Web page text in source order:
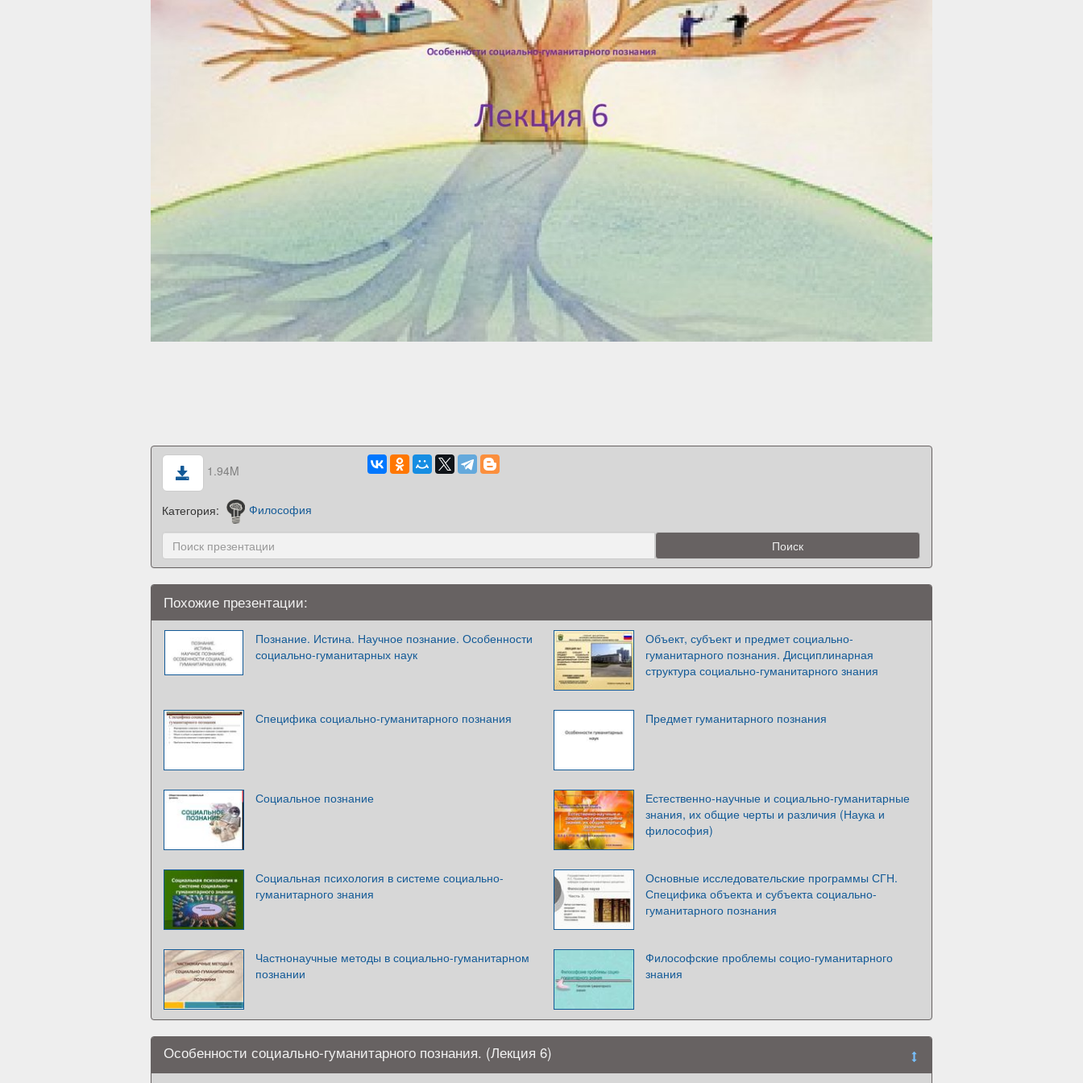
1.94M
Категория: Философия
Похожие презентации:
Познание. Истина. Научное познание. Особенности
социально-гуманитарных наук
Объект, субъект и предмет социально-
гуманитарного познания. Дисциплинарная
структура социально-гуманитарного знания
Специфика социально-гуманитарного познания Предмет гуманитарного познания
Социальное познание
Естественно-научные и социально-гуманитарные
знания, их общие черты и различия (Наука и
философия)
Социальная психология в системе социально-
гуманитарного знания
Основные исследовательские программы СГН.
Специфика объекта и субъекта социально-
гуманитарного познания
Частнонаучные методы в социально-гуманитарном
познании
Философские проблемы социо-гуманитарного
знания
Особенности социально-гуманитарного познания. (Лекция 6)